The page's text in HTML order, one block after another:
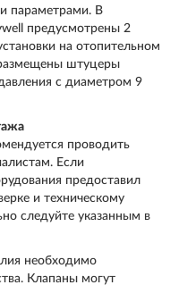
параметрами. В
предусмотрены 2
на отопительном
штуцеры
с диаметром 9
проводить
Если
предоставил
и техническому
следуйте указанным в
необходимо
Клапаны могут